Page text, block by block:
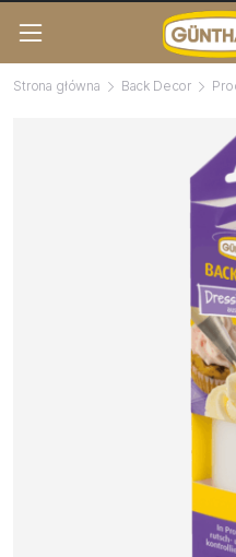
Strona główna Back Decor